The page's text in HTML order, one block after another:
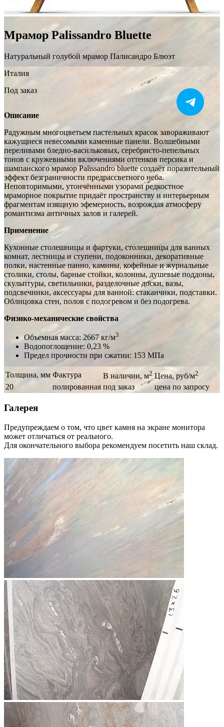
Мрамор Palissandro Bluette
Натуральный голубой мрамор Палисандро Блюэт
Италия
Под заказ
Описание
Радужным многоцветьем пастельных красок завораживают
кажущиеся невесомыми каменные панели. Волшебными
переливами бледно-васильковых, серебристо-пепельных
тонов с кружевными включениями оттенков персика и
шампанского мрамор Palissandro bluette создаёт поразительный
эффект безграничности предрассветного неба.
Неповторимыми, утончёнными узорами редкостное
мраморное покрытие придаёт пространству и интерьерным
фрагментам изящную эфемерность, возрождая атмосферу
романтизма античных залов и галерей.
Применение
Кухонные столешницы и фартуки, столешницы для ванных
комнат, лестницы и ступени, подоконники, декоративные
полки, настенные панно, камины, кофейные и журнальные
столики, столы, барные стойки, колонны, душевые поддоны,
скульптуры, светильники, разделочные доски, вазы,
подсвечники, аксессуары для ванной: стаканчики, подставки.
Облицовка стен, полов с подогревом и без подогрева.
Физико-механические свойства
Объемная масса: 2667 кг/м3
Водопоглощение: 0,23 %
Предел прочности при сжатии: 153 МПа
Толщина, мм Фактура В наличии, м2 Цена, руб/м2
20 полированная под заказ цена по запросу
Галерея
Предупреждаем о том, что цвет камня на экране монитора
может отличаться от реального.
Для окончательного выбора рекомендуем посетить наш склад.